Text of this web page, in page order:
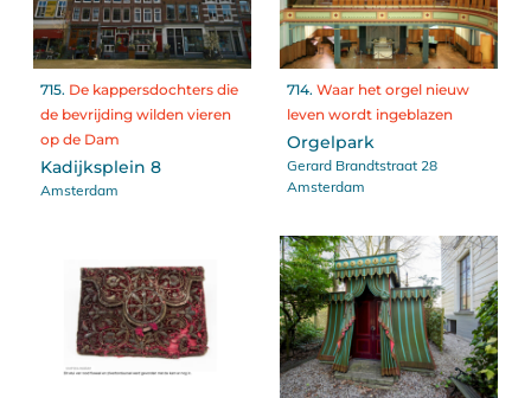
715. De kappersdochters die
de bevrijding wilden vieren
op de Dam
Kadijksplein 8
Amsterdam
714. Waar het orgel nieuw
leven wordt ingeblazen
Orgelpark
Gerard Brandtstraat 28
Amsterdam